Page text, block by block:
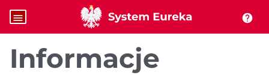
menu help
Informacje